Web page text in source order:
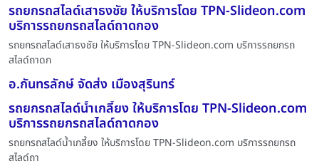
รถยกรถสไลด์เสาธงชัย ให้บริการโดย TPN-Slideon.com
บริการรถยกรถสไลด์ถาดกอง
รถยกรถสไลด์เสาธงชัย ให้บริการโดย TPN-Slideon.com บริการรถยกรถ
สไลด์ถาดก
อ.กันทรลักษ์ จัดส่ง เมืองสุรินทร์
รถยกรถสไลด์น้ำเกลี้ยง ให้บริการโดย TPN-Slideon.com
บริการรถยกรถสไลด์ถาดกอง
รถยกรถสไลด์น้ำเกลี้ยง ให้บริการโดย TPN-Slideon.com บริการรถยกรถ
สไลด์ถา